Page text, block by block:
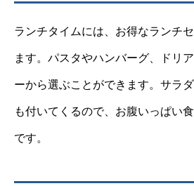
ランチタイムには、お得なランチ
ます。パスタやハンバーグ、ドリ
ーから選ぶことができます。サラ
も付いてくるので、お腹いっぱい
です。